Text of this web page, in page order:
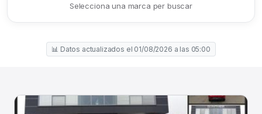
Selecciona una marca per buscar
📊 Datos actualizados el 01/08/2026 a las 05:00